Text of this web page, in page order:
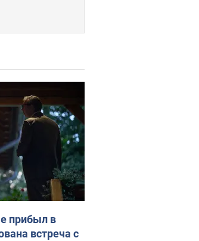
прибыл в
встреча с